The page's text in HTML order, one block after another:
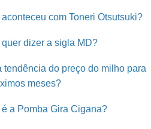
com Toneri Otsutsuki?
quer dizer a sigla MD?
tendência do preço do milho para
meses?
é a Pomba Gira Cigana?